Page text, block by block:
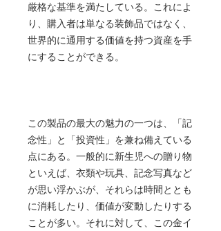
厳格な基準を満たしている。これによ
り、購入者は単なる装飾品ではなく、
世界的に通用する価値を持つ資産を手
にすることができる。
この製品の最大の魅力の一つは、「記
念性」と「投資性」を兼ね備えている
点にある。一般的に新生児への贈り物
といえば、衣類や玩具、記念写真など
が思い浮かぶが、それらは時間ととも
に消耗したり、価値が変動したりする
ことが多い。それに対して、この金イ